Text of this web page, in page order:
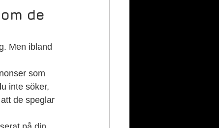
de
Men ibland
som
inte söker,
de speglar